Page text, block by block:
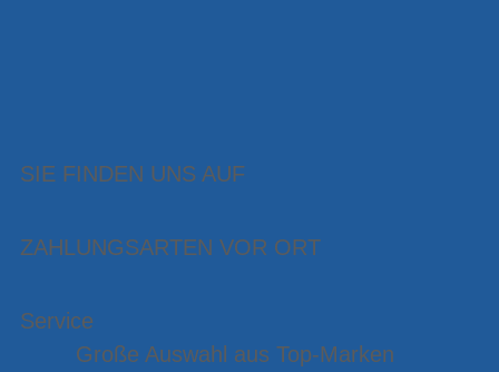
SIE FINDEN UNS AUF
ZAHLUNGSARTEN VOR ORT
Service
Große Auswahl aus Top-Marken